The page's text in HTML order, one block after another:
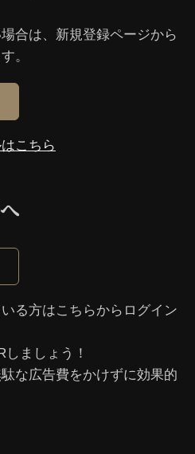
合は、新規登録ページから
。
こちら
る⽅はこちらからログイン
ましょう！
な広告費をかけずに効果的